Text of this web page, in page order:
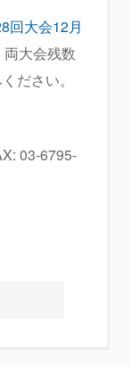
回大会12月
大会残数
ださい。
03-6795-